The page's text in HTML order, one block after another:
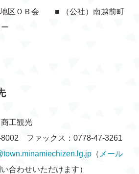
地区ＯＢ会 ■ （公社）南越前町
工観光
8002 ファックス：0778-47-3261
（ メール
合わせいただけます）